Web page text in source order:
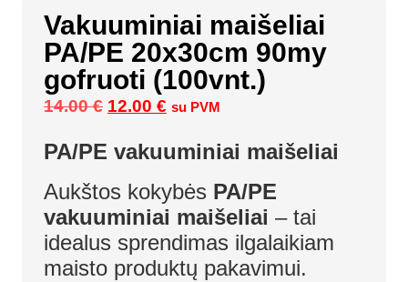
Vakuuminiai maišeliai
PA/PE 20x30cm 90my
gofruoti (100vnt.)
14.00€ 12.00 € su PVM
PA/PE vakuuminiai maišeliai
Aukštos kokybės PA/PE
vakuuminiai maišeliai – tai
idealus sprendimas ilgalaikiam
maisto produktų pakavimui.